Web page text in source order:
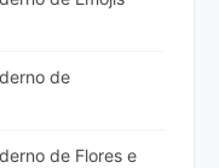
de
de Flores e